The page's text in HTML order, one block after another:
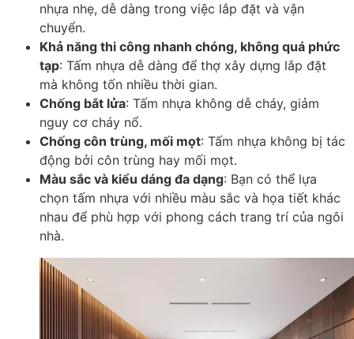
nhựa nhẹ, dễ dàng trong việc lắp đặt và vận
chuyển.
Khả năng thi công nhanh chóng, không quá phức
tạp: Tấm nhựa dễ dàng để thợ xây dựng lắp đặt
mà không tốn nhiều thời gian.
Chống bắt lửa: Tấm nhựa không dễ cháy, giảm
nguy cơ cháy nổ.
Chống côn trùng, mối mọt: Tấm nhựa không bị tác
động bởi côn trùng hay mối mọt.
Màu sắc và kiểu dáng đa dạng: Bạn có thể lựa
chọn tấm nhựa với nhiều màu sắc và họa tiết khác
nhau để phù hợp với phong cách trang trí của ngôi
nhà.